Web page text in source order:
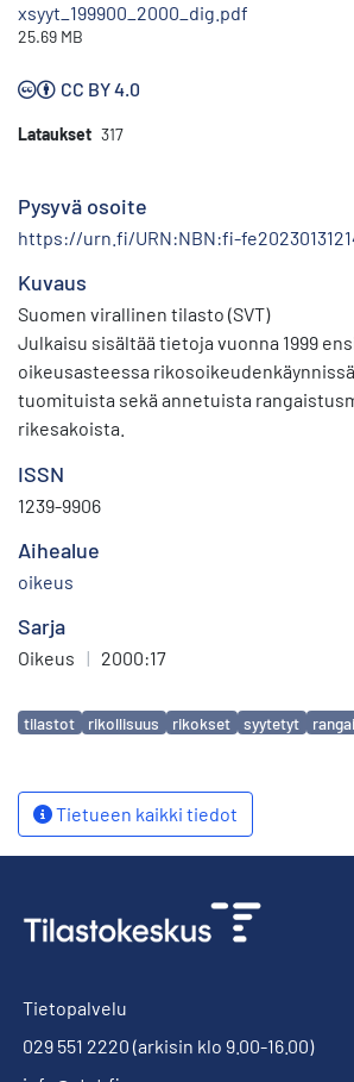
xsyyt_199900_2000_dig.pdf
25.69 MB
CC BY 4.0
Lataukset 317
Pysyvä osoite
https://urn.fi/URN:NBN:fi-
Kuvaus
Suomen virallinen tilasto (SVT)
Julkaisu sisältää tietoja vuonna 1999
oikeusasteessa
tuomituista sekä annetuista
rikesakoista.
ISSN
1239-9906
Aihealue
oikeus
Sarja
Oikeus | 2000:17
Avainsanat
tilastot rikollisuus rikokset syytetyt
Tietueen kaikki tiedot
Tietopalvelu
029 551 2220 (arkisin klo 9.00-16.00)